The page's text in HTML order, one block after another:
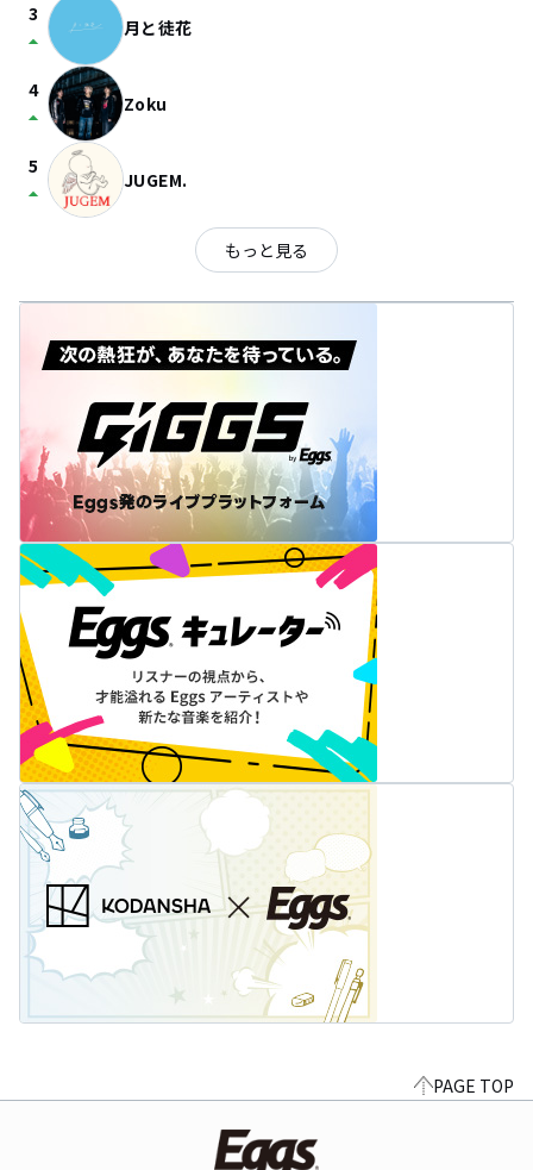
3
arrow_drop_up 月と徒花
4
arrow_drop_up Zoku
5
arrow_drop_up JUGEM.
もっと見る
PAGE TOP